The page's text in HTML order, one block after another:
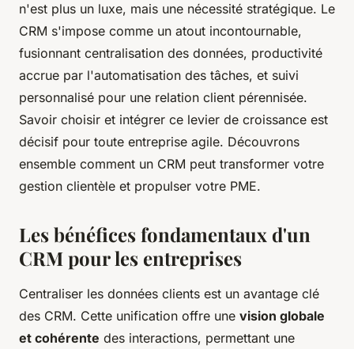
n'est plus un luxe, mais une nécessité stratégique. Le
CRM s'impose comme un atout incontournable,
fusionnant centralisation des données, productivité
accrue par l'automatisation des tâches, et suivi
personnalisé pour une relation client pérennisée.
Savoir choisir et intégrer ce levier de croissance est
décisif pour toute entreprise agile. Découvrons
ensemble comment un CRM peut transformer votre
gestion clientèle et propulser votre PME.
Les bénéfices fondamentaux d'un
CRM pour les entreprises
Centraliser les données clients est un avantage clé
des CRM. Cette unification offre une vision globale
et cohérente des interactions, permettant une